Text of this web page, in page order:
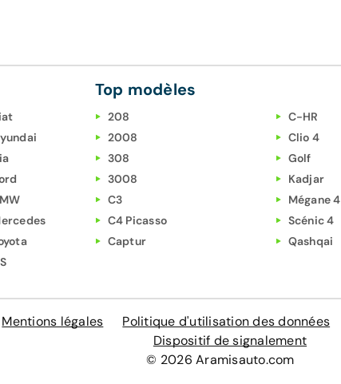
Top modèles
208
2008
308
3008
C3
C4 Picasso
Captur
C-HR
Clio 4
Golf
Kadjar
Mégane 4
Scénic 4
Qashqai
Mentions légales Politique d'utilisation des données
Dispositif de signalement
© 2026 Aramisauto.com